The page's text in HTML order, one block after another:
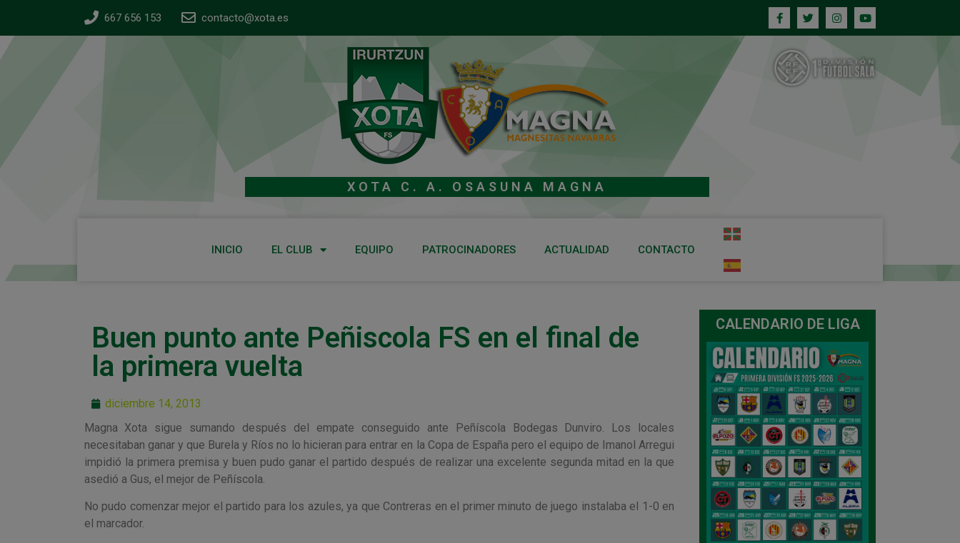
667 656 153 contacto@xota.es
XOTA C. A. OSASUNA MAGNA
INICIO EL CLUB EQUIPO PATROCINADORES ACTUALIDAD CONTACTO
Buen punto ante Peñiscola FS en el final de
la primera vuelta
diciembre 14, 2013
Magna Xota sigue sumando después del empate conseguido ante Peñíscola Bodegas Dunviro. Los locales
necesitaban ganar y que Burela y Ríos no lo hicieran para entrar en la Copa de España pero el equipo de Imanol Arregui
impidió la primera premisa y buen pudo ganar el partido después de realizar una excelente segunda mitad en la que
asedió a Gus, el mejor de Peñíscola.
No pudo comenzar mejor el partido para los azules, ya que Contreras en el primer minuto de juego instalaba el 1-0 en
el marcador.
CALENDARIO DE LIGA